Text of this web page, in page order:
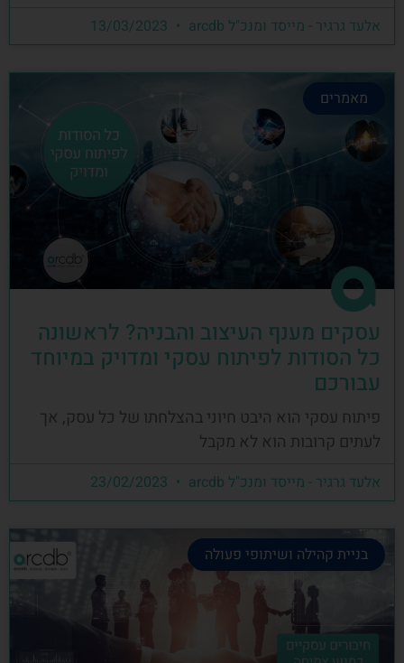
אלעד גרגיר - מייסד ומנכ"ל arcdb
מאמרים
עסקים מענף העיצוב והבניה? לראשונה
כל הסודות לפיתוח עסקי ומדויק במיוחד
עבורכם
פיתוח עסקי הוא היבט חיוני בהצלחתו של כל עסק, אך
לעתים קרובות הוא לא מקבל
אלעד גרגיר - מייסד ומנכ"ל arcdb
בניית קהילה ושיתופי פעולה